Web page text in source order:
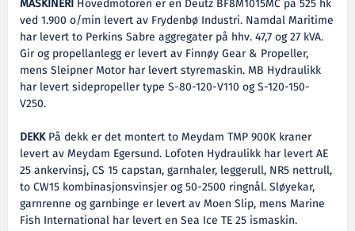
MASKINERI Hovedmotoren er en Deutz BF8M1015MC på 525 hk
ved 1.900 o/min levert av Frydenbø Industri. Namdal Maritime
har levert to Perkins Sabre aggregater på hhv. 47,7 og 27 kVA.
Gir og propellanlegg er levert av Finnøy Gear & Propeller,
mens Sleipner Motor har levert styremaskin. MB Hydraulikk
har levert sidepropeller type S-80-120-V110 og S-120-150-
V250.
DEKKPå dekk er det montert to Meydam TMP 900K kraner
levert av Meydam Egersund. Lofoten Hydraulikk har levert AE
25 ankervinsj, CS 15 capstan, garnhaler, leggerull, NR5 nettrull,
to CW15 kombinasjonsvinsjer og 50-2500 ringnål. Sløyekar,
garnrenne og garnbinge er levert av Moen Slip, mens Marine
Fish International har levert en Sea Ice TE 25 ismaskin.